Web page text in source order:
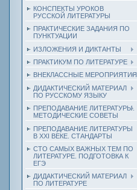
КОНСПЕКТЫ УРОКОВ
РУССКОЙ ЛИТЕРАТУРЫ
ПРАКТИЧЕСКИЕ ЗАДАНИЯ ПО
ПУНКТУАЦИИ
ИЗЛОЖЕНИЯ И ДИКТАНТЫ
ПРАКТИКУМ ПО ЛИТЕРАТУРЕ
ВНЕКЛАССНЫЕ МЕРОПРИЯТИЯ
ДИДАКТИЧЕСКИЙ МАТЕРИАЛ
ПО РУССКОМУ ЯЗЫКУ
ПРЕПОДАВАНИЕ ЛИТЕРАТУРЫ.
МЕТОДИЧЕСКИЕ СОВЕТЫ
ПРЕПОДАВАНИЕ ЛИТЕРАТУРЫ
В XXI ВЕКЕ. СТАНДАРТЫ
СТО САМЫХ ВАЖНЫХ ТЕМ ПО
ЛИТЕРАТУРЕ. ПОДГОТОВКА К
ЕГЭ
ДИДАКТИЧЕСКИЙ МАТЕРИАЛ
ПО ЛИТЕРАТУРЕ